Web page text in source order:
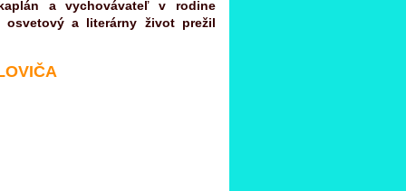
a vychovávateľ v rodine
osvetový a literárny život prežil